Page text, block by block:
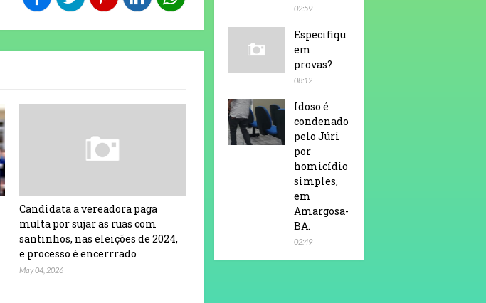
Candidata a vereadora paga
multa por sujar as ruas com
santinhos, nas eleições de 2024,
e processo é encerrrado
May 04, 2026
02:59
Especifiqu
em
provas?
08:12
Idoso é
condenado
pelo Júri
por
homicídio
simples,
em
Amargosa-
BA.
02:49